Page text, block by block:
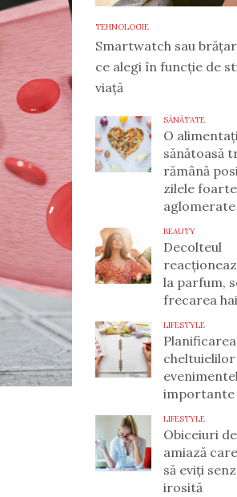
TEHNOLOGIE
Smartwatch sau
ce alegi în funcție de
viață
SĂNĂTATE
O
sănătoasă
rămână
zilele foarte
aglomerate
BEAUTY
Decolteul
la parfum,
frecarea
LIFESTYLE
Planificarea
importante
LIFESTYLE
Obiceiuri
amiază
să eviți
irosită